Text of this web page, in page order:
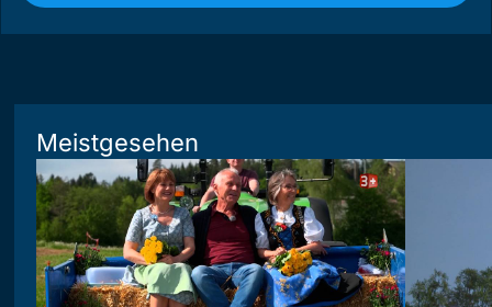
Meistgesehen